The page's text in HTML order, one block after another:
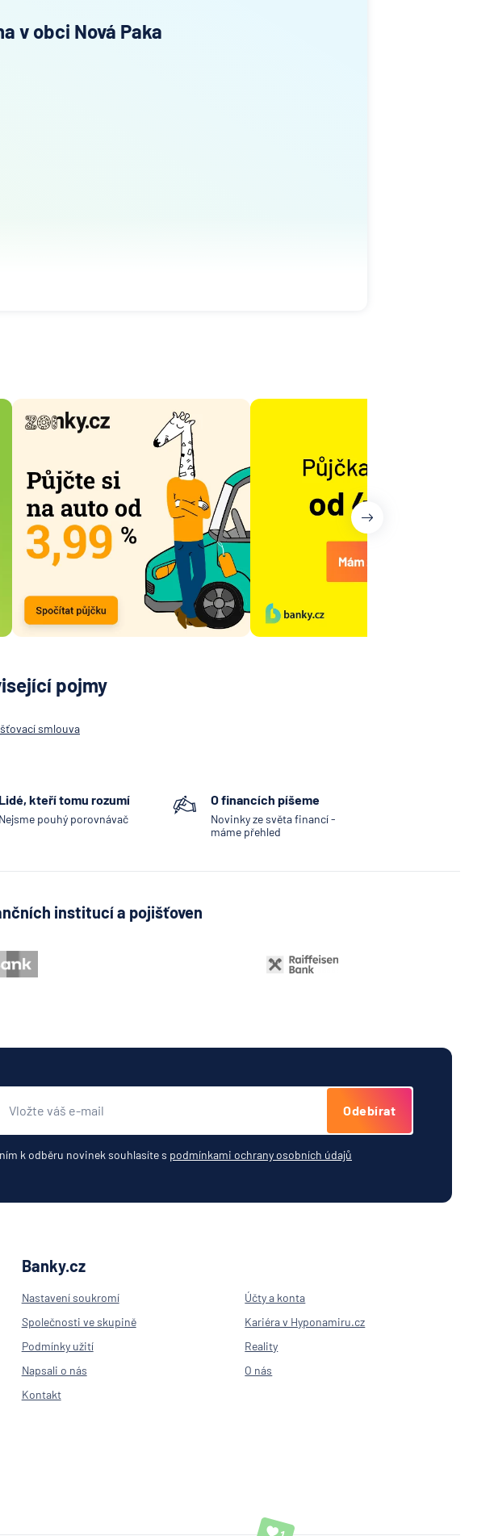
v obci Nová Paka
pojmy
smlouva
Lidé, kteří tomu rozumí
Nejsme pouhý porovnávač
O financích píšeme
Novinky ze světa financí -
máme přehled
institucí a pojišťoven
Odebírat
k odběru novinek souhlasíte s podmínkami ochrany osobních údajů
Banky.cz
Nastavení soukromí
Účty a konta
Společnosti ve skupině
Kariéra v Hyponamiru.cz
Podmínky užití
Reality
Napsali o nás
O nás
Kontakt